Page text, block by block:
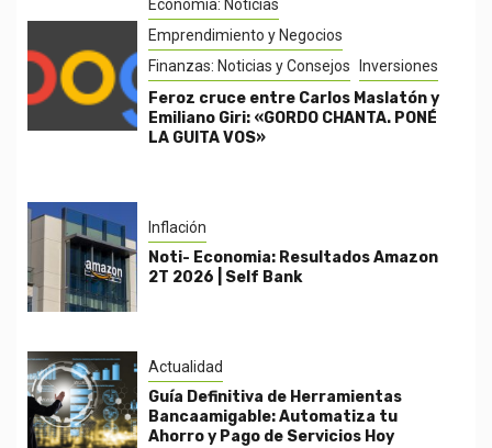
Economía: Noticias
Emprendimiento y Negocios
Finanzas: Noticias y Consejos
Inversiones
Feroz cruce entre Carlos Maslatón y
Emiliano Giri: «GORDO CHANTA. PONÉ
LA GUITA VOS»
Inflación
Noti- Economia: Resultados Amazon
2T 2026 | Self Bank
Actualidad
Guía Definitiva de Herramientas
Bancaamigable: Automatiza tu
Ahorro y Pago de Servicios Hoy